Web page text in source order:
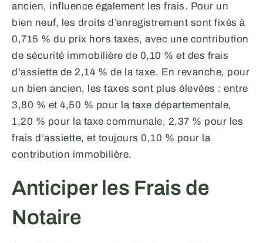
ancien, influence également les frais. Pour un
bien neuf, les droits d’enregistrement sont fixés à
0,715 % du prix hors taxes, avec une contribution
de sécurité immobilière de 0,10 % et des frais
d’assiette de 2,14 % de la taxe. En revanche, pour
un bien ancien, les taxes sont plus élevées : entre
3,80 % et 4,50 % pour la taxe départementale,
1,20 % pour la taxe communale, 2,37 % pour les
frais d’assiette, et toujours 0,10 % pour la
contribution immobilière.
Anticiper les Frais de
Notaire